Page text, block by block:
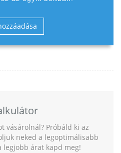
vásárolnál? Próbáld ki az
neked a legoptimálisabb
legjobb árat kapd meg!